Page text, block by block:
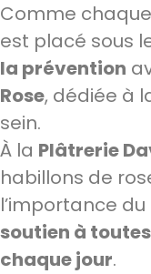
Comme
est placé sous
la prévention
Rose, dédiée à
sein.
À la Plâtrerie
habillons de
l’importance du
soutien à
chaque jour.